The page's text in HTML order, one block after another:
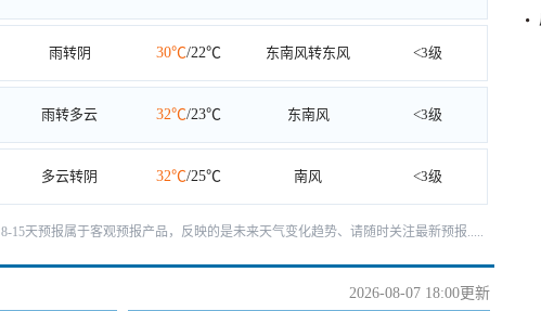
雨转阴 30℃/22℃ 东南风转东风 <3级
雨转多云 32℃/23℃ 东南风 <3级
多云转阴 32℃/25℃ 南风 <3级
8-15天预报属于客观预报产品，反映的是未来天气变化趋势、请随时关注最新预报.....
2026-08-07 18:00更新